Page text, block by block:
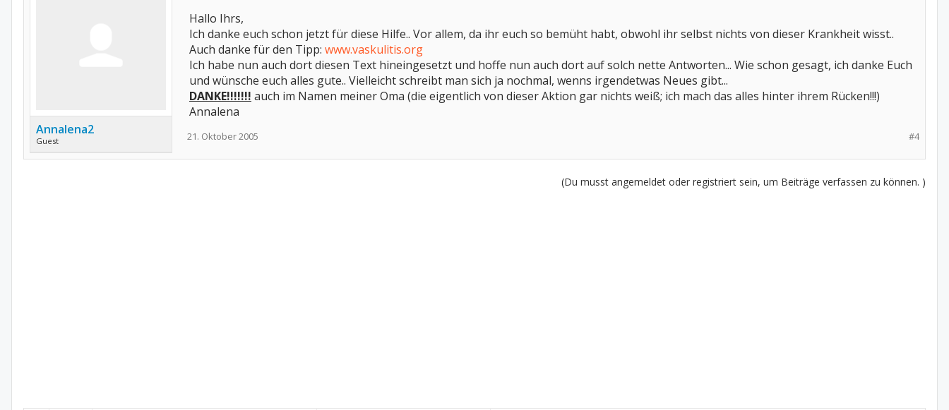
Annalena2
Guest
Hallo Ihrs,
Ich danke euch schon jetzt für diese Hilfe.. Vor allem, da ihr euch so bemüht habt, obwohl ihr selbst nichts von dieser Krankheit wisst..
Auch danke für den Tipp: www.vaskulitis.org
Ich habe nun auch dort diesen Text hineingesetzt und hoffe nun auch dort auf solch nette Antworten... Wie schon gesagt, ich danke Euch
und wünsche euch alles gute.. Vielleicht schreibt man sich ja nochmal, wenns irgendetwas Neues gibt...
DANKE!!!!!!! auch im Namen meiner Oma (die eigentlich von dieser Aktion gar nichts weiß; ich mach das alles hinter ihrem Rücken!!!)
Annalena
#4
21. Oktober 2005
(Du musst angemeldet oder registriert sein, um Beiträge verfassen zu können. )